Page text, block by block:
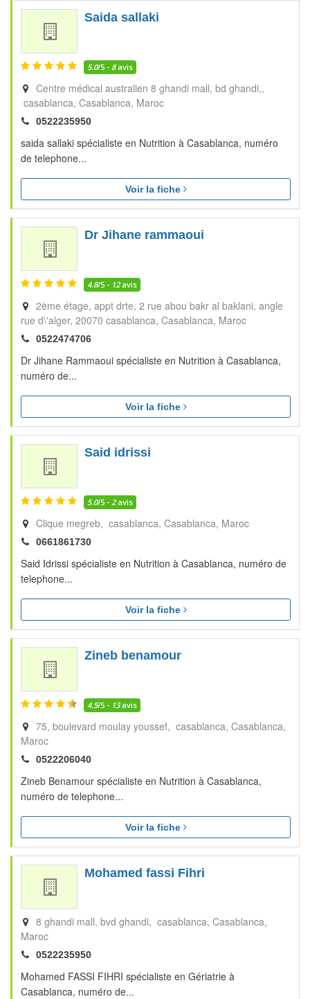
Saida sallaki
5.0/5 - 8avis
Centre médical australien 8 ghandi mall, bd ghandi,,
casablanca Casablanca Maroc
0522235950
saida sallaki spécialiste en Nutrition à Casablanca, numéro
de telephone...
Voir la fiche
Dr Jihane rammaoui
4.8/5 - 12avis
2ème étage, appt drte, 2 rue abou bakr al baklani, angle
rue d\'alger, 20070 casablanca Casablanca Maroc
0522474706
Dr Jihane Rammaoui spécialiste en Nutrition à Casablanca,
numéro de...
Voir la fiche
Said idrissi
5.0/5 - 2avis
Clique megreb, casablanca Casablanca Maroc
0661861730
Said Idrissi spécialiste en Nutrition à Casablanca, numéro de
telephone...
Voir la fiche
Zineb benamour
4.5/5 - 13avis
75, boulevard moulay youssef, casablanca Casablanca
Maroc
0522206040
Zineb Benamour spécialiste en Nutrition à Casablanca,
numéro de telephone...
Voir la fiche
Mohamed fassi Fihri
8 ghandi mall, bvd ghandi, casablanca Casablanca
Maroc
0522235950
Mohamed FASSI FIHRI spécialiste en Gériatrie à
Casablanca, numéro de...